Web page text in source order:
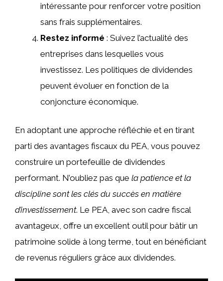
intéressante pour renforcer votre position
sans frais supplémentaires.
Restez informé : Suivez l’actualité des
entreprises dans lesquelles vous
investissez. Les politiques de dividendes
peuvent évoluer en fonction de la
conjoncture économique.
En adoptant une approche réfléchie et en tirant
parti des avantages fiscaux du PEA, vous pouvez
construire un portefeuille de dividendes
performant. N’oubliez pas que la patience et la
discipline sont les clés du succès en matière
d’investissement. Le PEA, avec son cadre fiscal
avantageux, offre un excellent outil pour bâtir un
patrimoine solide à long terme, tout en bénéficiant
de revenus réguliers grâce aux dividendes.